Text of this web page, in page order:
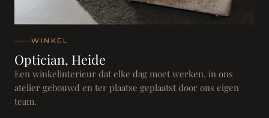
WINKEL
Optician, Heide
Een winkelinterieur dat elke dag moet werken, in ons
atelier gebouwd en ter plaatse geplaatst door ons eigen
team.